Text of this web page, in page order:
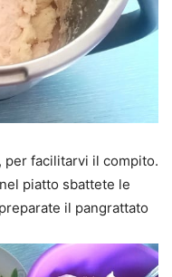
per facilitarvi il compito.
piatto sbattete le
il pangrattato